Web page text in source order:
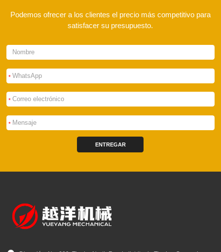
Podemos ofrecer a los clientes el precio más competitivo para
satisfacer su presupuesto.
*
*
*
ENTREGAR